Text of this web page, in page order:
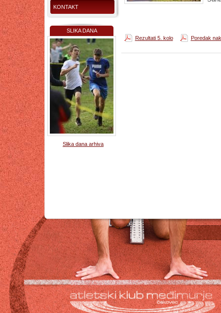
KONTAKT
SLIKA DANA
Slika dana arhiva
Rezultati 5. kolo Poredak